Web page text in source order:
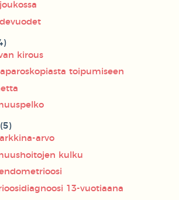
kirous
toipumiseen
arvo
kulku
13-vuotiaana